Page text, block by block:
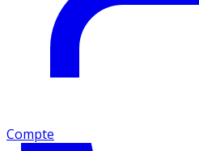
Compte